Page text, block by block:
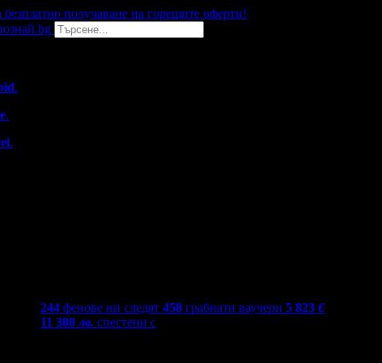
получаване на горещите оферти!
.
.
.
244 фенове ни следят 458 грабнати ваучери 5 823 €
11 388лв. спестени с